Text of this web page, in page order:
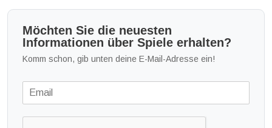
Möchten Sie die neuesten
Informationen über Spiele erhalten?
Komm schon, gib unten deine E-Mail-Adresse ein!